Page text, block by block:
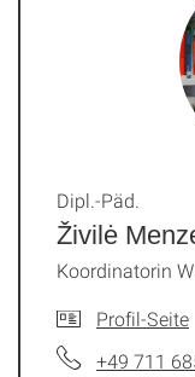
Živilė
Dipl.-Päd.
Koordinatorin
Profil-Seite
+49 711